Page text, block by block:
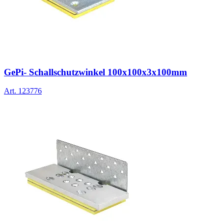
GePi- Schallschutzwinkel 100x100x3x100mm
Art. 123776